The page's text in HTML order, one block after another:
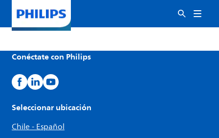
Conéctate con Philips
Seleccionar ubicación
Chile - Español